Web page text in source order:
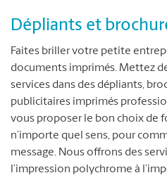
Dépliants et
Faites briller votre petite
documents imprimés. Mettez
services dans des dépliants,
publicitaires imprimés
vous proposer le bon choix de
n’importe quel sens, pour
message. Nous offrons des
l’impression polychrome à